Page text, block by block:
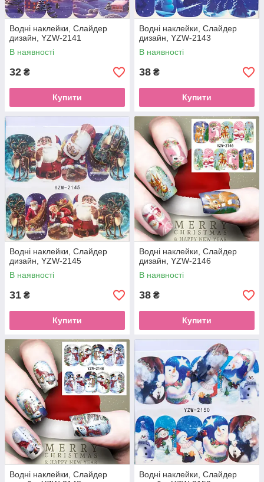
Водні наклейки, Слайдер
дизайн, YZW-2141
В наявності
32 ₴
Купити
Водні наклейки, Слайдер
дизайн, YZW-2143
В наявності
38 ₴
Купити
Водні наклейки, Слайдер
дизайн, YZW-2145
В наявності
31 ₴
Купити
Водні наклейки, Слайдер
дизайн, YZW-2146
В наявності
38 ₴
Купити
Водні наклейки, Слайдер
Водні наклейки, Слайдер